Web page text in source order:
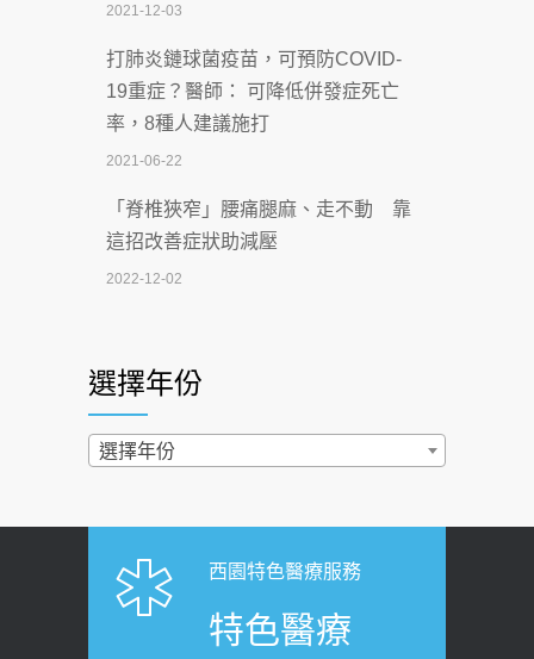
2026-07-06
【115年臺北市「防癌保衛戰：健康好禮
一手刮」】 宣導
2026-07-02
2026-07-02
4連霸議員黃秋澤癌逝！食道癌為何奪命
西園醫院55周年 7／10捐血公益活動 邀
民眾熱血響應
2026-06-30
健康肛門痛都是痔瘡?醫談瘍瘍瘻管與肛
裂差異 逾50歲民眾可做1事
2021-12-03
打肺炎鏈球菌疫苗，可預防COVID-
19重症？醫師： 可降低併發症死亡
率，8種人建議施打
2021-06-22
「脊椎狹窄」腰痛腿麻、走不動 靠
這招改善症狀助減壓
2022-12-02
2022-02-17
過量維生素D和鈣恐罹癌? 醫師釋
「落枕」不要大力按脖子！ 1招「伸
展運動」預防落枕
選擇年份
選擇年份
西園特色醫療服務
特色醫療